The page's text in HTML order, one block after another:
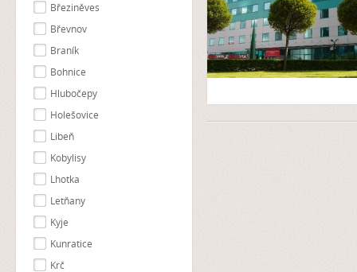
Březiněves
Břevnov
Braník
Bohnice
Hlubočepy
Holešovice
Libeň
Kobylisy
Lhotka
Letňany
Kyje
Kunratice
Krč